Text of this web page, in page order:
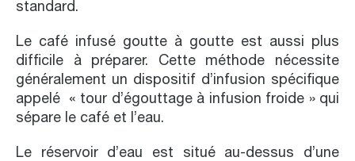
standard.
Le café infusé goutte à goutte est aussi plus
difficile à préparer. Cette méthode nécessite
généralement un dispositif d’infusion spécifique
appelé « tour d’égouttage à infusion froide » qui
sépare le café et l’eau.
Le réservoir d’eau est situé au-dessus d’une